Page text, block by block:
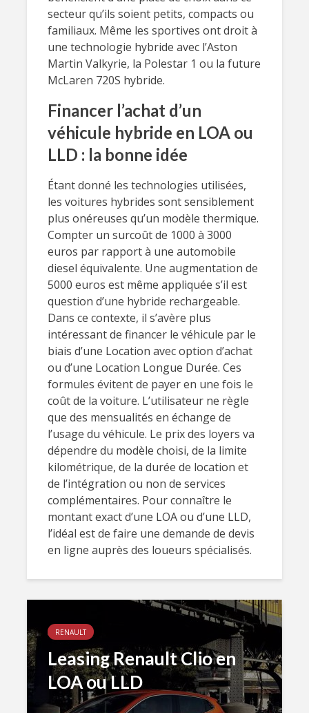
secteur qu’ils soient petits, compacts ou
familiaux. Même les sportives ont droit à
une technologie hybride avec l’Aston
Martin Valkyrie, la Polestar 1 ou la future
McLaren 720S hybride.
Financer l’achat d’un
véhicule hybride en LOA ou
LLD : la bonne idée
Étant donné les technologies utilisées,
les voitures hybrides sont sensiblement
plus onéreuses qu’un modèle thermique.
Compter un surcoût de 1000 à 3000
euros par rapport à une automobile
diesel équivalente. Une augmentation de
5000 euros est même appliquée s’il est
question d’une hybride rechargeable.
Dans ce contexte, il s’avère plus
intéressant de financer le véhicule par le
biais d’une Location avec option d’achat
ou d’une Location Longue Durée. Ces
formules évitent de payer en une fois le
coût de la voiture. L’utilisateur ne règle
que des mensualités en échange de
l’usage du véhicule. Le prix des loyers va
dépendre du modèle choisi, de la limite
kilométrique, de la durée de location et
de l’intégration ou non de services
complémentaires. Pour connaître le
montant exact d’une LOA ou d’une LLD,
l’idéal est de faire une demande de devis
en ligne auprès des loueurs spécialisés.
RENAULT
Leasing Renault Clio en
LOA ou LLD